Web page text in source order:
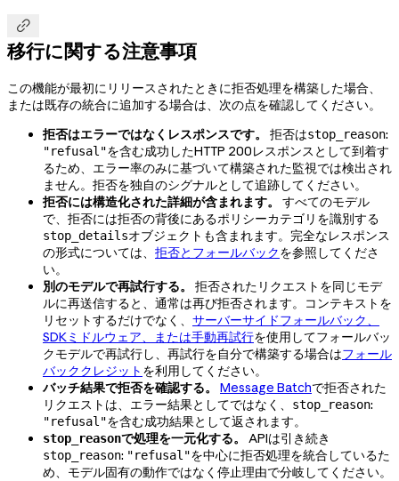

移行に関する注意事項
この機能が最初にリリースされたときに拒否処理を構築した場合、
または既存の統合に追加する場合は、次の点を確認してください。
拒否はエラーではなくレスポンスです。
拒否はstop_reason:
"refusal"を含む成功したHTTP 200レスポンスとして到着す
るため、エラー率のみに基づいて構築された監視では検出され
ません。拒否を独自のシグナルとして追跡してください。
拒否には構造化された詳細が含まれます。
すべてのモデル
で、拒否には拒否の背後にあるポリシーカテゴリを識別する
stop_detailsオブジェクトも含まれます。完全なレスポンス
の形式については、 拒否とフォールバックを参照してくださ
い。
別のモデルで再試行する。
拒否されたリクエストを同じモデ
ルに再送信すると、通常は再び拒否されます。コンテキストを
リセットするだけでなく、 サーバーサイドフォールバック、
SDKミドルウェア、または手動再試行を使用してフォールバッ
クモデルで再試行し、再試行を自分で構築する場合はフォール
バッククレジット を利用してください。
バッチ結果で拒否を確認する。
Message Batchで拒否された
リクエストは、エラー結果としてではなく、
stop_reason:
"refusal"を含む成功結果として返されます。
stop_reasonで処理を一元化する。 APIは引き続き
stop_reason: "refusal"を中心に拒否処理を統合しているた
め、モデル固有の動作ではなく停止理由で分岐してください。